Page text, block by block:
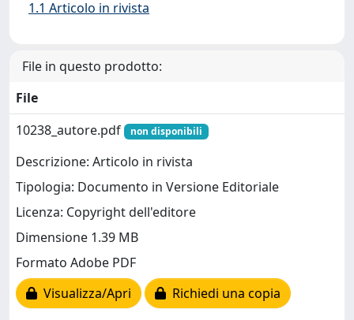
1.1 Articolo in rivista
File in questo prodotto:
File
10238_autore.pdf
non disponibili
Descrizione: Articolo in rivista
Tipologia: Documento in Versione Editoriale
Licenza: Copyright dell'editore
Dimensione 1.39 MB
Formato Adobe PDF
Visualizza/Apri
Richiedi una copia